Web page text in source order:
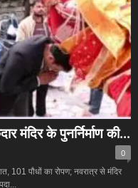
मंदिर के पुनर्निर्माण की...
0
101 पौधों का रोपण; नवरात्र से मंदिर